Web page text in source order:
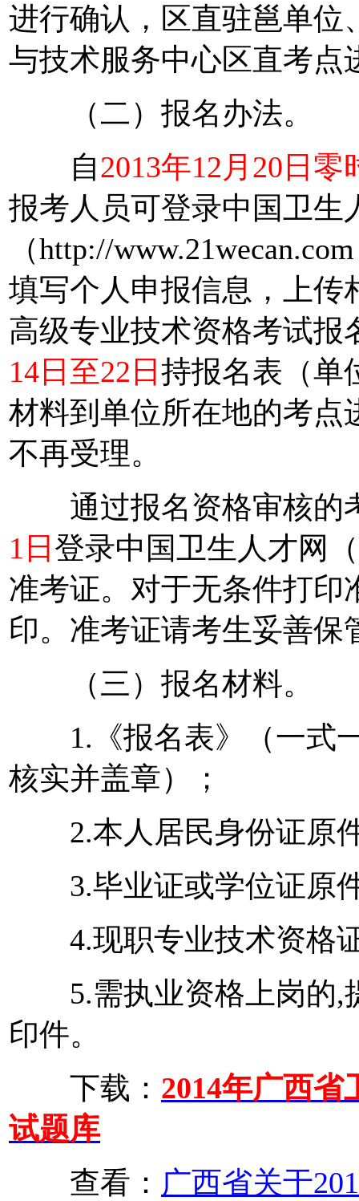
进行确认，区直驻邕单位
与技术服务中心区直考点
（二）报名办法。
自2013年12月20日零
报考人员可登录中国卫生
（http://
填写个人申报信息，上传
高级专业技术资格考试报
14日至22日 持报名表（单
材料到单位所在地的考点
不再受理。
通过报名资格审核的
1日 登录中国卫生人才网
准考证。对于无条件打印
印。准考证请考生妥善保
（三）报名材料。
1.《报名表》（一式一
核实并盖章）；
2.本人居民身份证原
3.毕业证或学位证原
4.现职专业技术资格
5.需执业资格上岗的,
印件。
下载： 2014年广西
试题库
查看： 广西省关于